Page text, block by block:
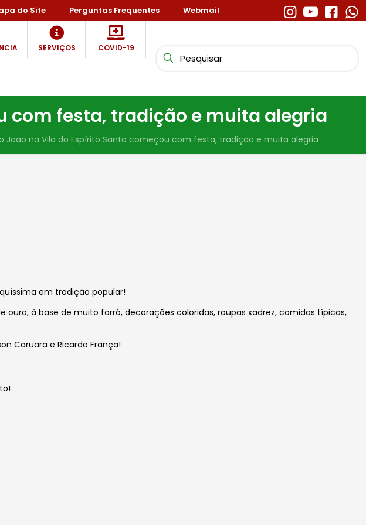
do Site Perguntas Frequentes Webmail
SERVIÇOS COVID-19
com festa, tradição e muita alegria
João na Vila do Espírito Santo começou com festa, tradição e muita alegria
em tradição popular!
à base de muito forró, decorações coloridas, roupas xadrez, comidas típicas,
Caruara e Ricardo França!